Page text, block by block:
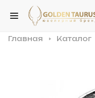
Главная Каталог